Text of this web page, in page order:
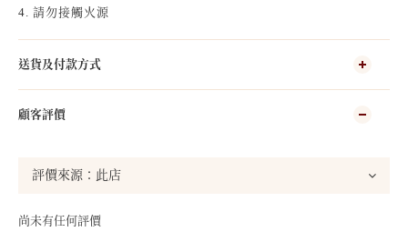
4. 請勿接觸火源
送貨及付款方式
顧客評價
尚未有任何評價